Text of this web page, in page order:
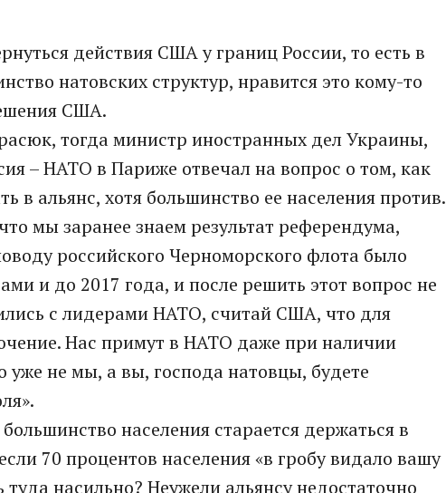
действия США у границ России, то есть в
натовских структур, нравится это кому-то
США.
тогда министр иностранных дел Украины,
– НАТО в Париже отвечал на вопрос о том, как
в альянс, хотя большинство ее населения против.
мы заранее знаем результат референдума,
российского Черноморского флота было
и до 2017 года, и после решить этот вопрос не
с лидерами НАТО, считай США, что для
Нас примут в НАТО даже при наличии
уже не мы, а вы, господа натовцы, будете
населения старается держаться в
70 процентов населения «в гробу видало вашу
насильно? Неужели альянсу недостаточно